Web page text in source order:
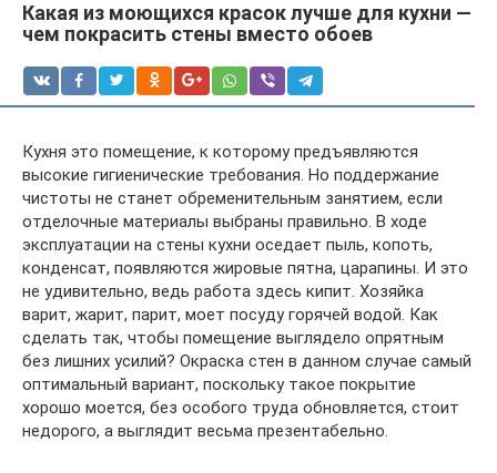
Какая из моющихся красок лучше для кухни —
чем покрасить стены вместо обоев
Кухня это помещение, к которому предъявляются
высокие гигиенические требования. Но поддержание
чистоты не станет обременительным занятием, если
отделочные материалы выбраны правильно. В ходе
эксплуатации на стены кухни оседает пыль, копоть,
конденсат, появляются жировые пятна, царапины. И это
не удивительно, ведь работа здесь кипит. Хозяйка
варит, жарит, парит, моет посуду горячей водой. Как
сделать так, чтобы помещение выглядело опрятным
без лишних усилий? Окраска стен в данном случае самый
оптимальный вариант, поскольку такое покрытие
хорошо моется, без особого труда обновляется, стоит
недорого, а выглядит весьма презентабельно.